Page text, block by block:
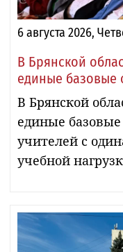
6 августа 2026,
В Брянской
единые базовые
В Брянской
единые
учителей с
учебной